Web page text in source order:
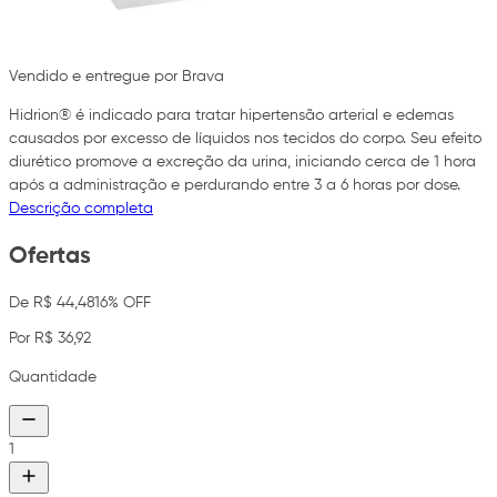
Vendido e entregue por Brava
Hidrion® é indicado para tratar hipertensão arterial e edemas
causados por excesso de líquidos nos tecidos do corpo. Seu efeito
diurético promove a excreção da urina, iniciando cerca de 1 hora
após a administração e perdurando entre 3 a 6 horas por dose.
Descrição completa
Ofertas
De R$ 44,4816% OFF
Por R$ 36,92
Quantidade
1